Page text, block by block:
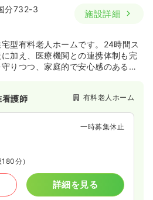
分732-3
施設詳細
型有料老人ホームです。24時間ス
加え、医療機関との連携体制も完
りつつ、家庭的で安心感のある暮
看護師 有料老人ホーム
一時募集休止
180分）
詳細を見る